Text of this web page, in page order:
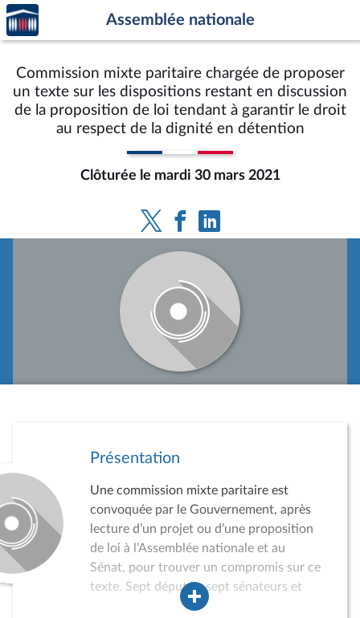
Aller au contenu
Aller en bas de la page
Accèder
à la
page
Assemblée nationale
Commission mixte paritaire chargée de proposer
un texte sur les dispositions restant en discussion
de la proposition de loi tendant à garantir le droit
au respect de la dignité en détention
Clôturée le mardi 30 mars 2021
Présentation
Une commission mixte paritaire est
convoquée par le Gouvernement, après
lecture d’un projet ou d’une proposition
de loi à l’Assemblée nationale et au
Sénat, pour trouver un compromis sur ce
texte. Sept députés, sept sénateurs et
autant de suppléants sont convoqués